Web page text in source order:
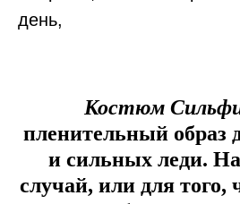
день,
Костюм
пленительный образ
и сильных леди.
случай, или для того,